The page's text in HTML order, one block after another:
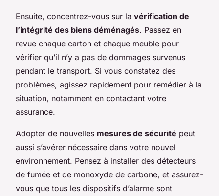
Ensuite, concentrez-vous sur la vérification de
l’intégrité des biens déménagés. Passez en
revue chaque carton et chaque meuble pour
vérifier qu’il n’y a pas de dommages survenus
pendant le transport. Si vous constatez des
problèmes, agissez rapidement pour remédier à la
situation, notamment en contactant votre
assurance.
Adopter de nouvelles mesures de sécurité peut
aussi s’avérer nécessaire dans votre nouvel
environnement. Pensez à installer des détecteurs
de fumée et de monoxyde de carbone, et assurez-
vous que tous les dispositifs d’alarme sont